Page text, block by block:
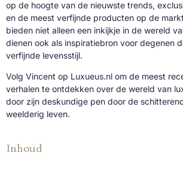
op de hoogte van de nieuwste trends,
en de meest verfijnde producten op de
bieden niet alleen een inkijkje in de wereld
dienen ook als inspiratiebron voor degenen
verfijnde levensstijl.
Volg Vincent op Luxueus.nl om de meest
verhalen te ontdekken over de wereld van
door zijn deskundige pen door de
weelderig leven.
Inhoud